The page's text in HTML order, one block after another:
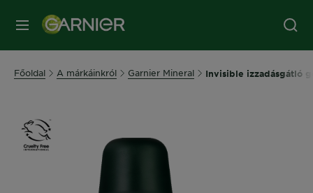
MENÜ
Főoldal A márkáinkról Garnier Mineral Invisible izzadásgátló